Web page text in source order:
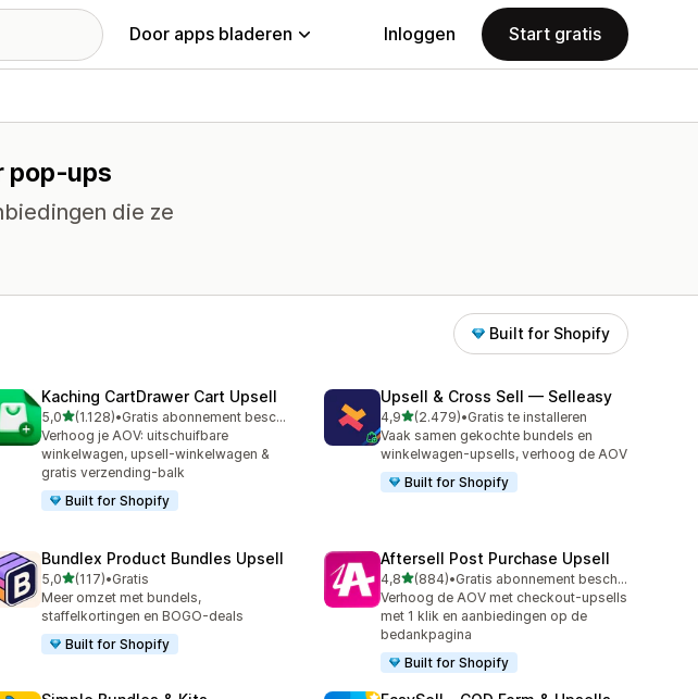
Door apps bladeren Inloggen Start gratis
pop-ups
die ze
Built for Shopify
Kaching CartDrawer Cart Upsell
5,0van 5 sterren
(1.128)
1128 recensies in totaal
•
Gratis abonnement beschikbaar
Verhoog je AOV: uitschuifbare
winkelwagen, upsell-winkelwagen &
gratis verzending-balk
Built for Shopify
Upsell & Cross Sell — Selleasy
4,9van 5 sterren
(2.479)
2479 recensies in totaal
•Gratis te installeren
Vaak samen gekochte bundels en
winkelwagen-upsells, verhoog de AOV
Built for Shopify
Bundlex Product Bundles Upsell
5,0van 5 sterren
(117)
117 recensies in totaal
•Gratis
Meer omzet met bundels,
staffelkortingen en BOGO-deals
Built for Shopify
Aftersell Post Purchase Upsell
4,8van 5 sterren
(884)
884 recensies in totaal
•
Gratis abonnement beschikbaar
Verhoog de AOV met checkout-upsells
met 1 klik en aanbiedingen op de
bedankpagina
Built for Shopify